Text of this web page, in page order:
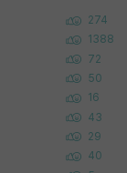
274
1388
72
50
16
43
29
40